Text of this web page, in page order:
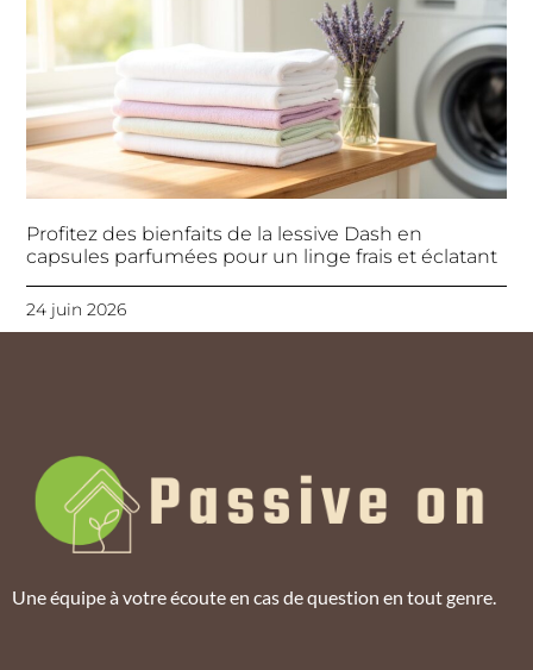
Profitez des bienfaits de la lessive Dash en
capsules parfumées pour un linge frais et éclatant
24 juin 2026
Une équipe à votre écoute en cas de question en tout genre.